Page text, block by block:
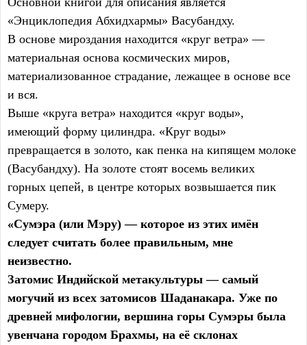
«Энциклопедия Абхидхармы» Васубандху.
В основе мироздания находится «круг ветра» —
материальная основа космических миров,
материализованное страдание, лежащее в основе все
и вся.
Выше «круга ветра» находится «круг воды»,
имеющий форму цилиндра. «Круг воды»
превращается в золото, как пенка на кипящем молоке
(Васубандху). На золоте стоят восемь великих
горных цепей, в центре которых возвышается пик
Сумеру.
«Сумэра (или Мэру) — которое из этих имён
следует считать более правильным, мне
неизвестно.
Затомис Индийской метакультуры — самый
могучий из всех затомисов Шаданакара. Уже по
древней мифологии, вершина горы Сумэры была
увенчана городом Брахмы, на её склонах